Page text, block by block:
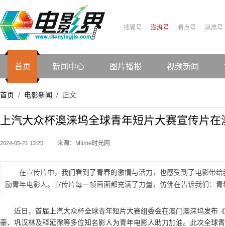
搜狐号 澎湃号 看点号 凤凰号
首页 新闻中心 图片播报 视频新闻
首页 / 电影新闻 / 正文
上汽大众杯澳涞坞全球青年短片大赛宣传片
2024-05-21 13:25 来源：Mtime时光网
在宣传片中，我们看到了青春的激情与活力，也感受到了电影带
励青年电影人。宣传片每一帧画面都充满了力量，仿佛在告诉我们：
近日，首届上汽大众杯全球青年短片大赛组委会在澳门澳涞坞发布
豪、巩汉林及释延霈等多位知名影人为青年电影人助力加油。此次全球